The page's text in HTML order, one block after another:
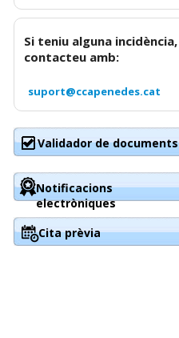
Si teniu alguna incidència,
contacteu amb:
suport@ccapenedes.cat
Validador de documents
Notificacions
electròniques
Cita prèvia